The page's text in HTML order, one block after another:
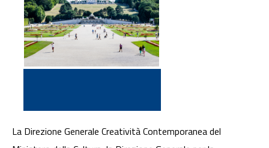
La Direzione Generale Creatività Contemporanea del